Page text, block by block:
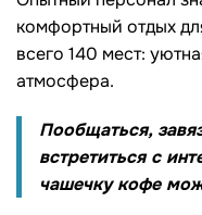
комфортный отдых
всего 140 мест:
атмосфера.
Пообщаться,
встретиться с
чашечку кофе